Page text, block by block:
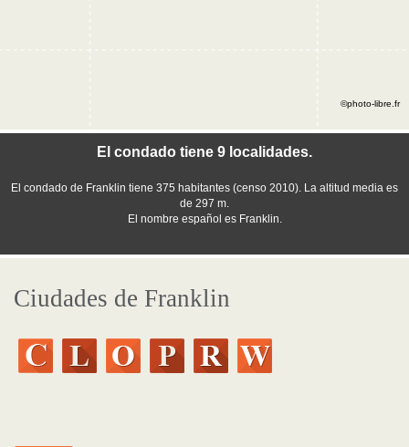
El condado tiene 9 localidades.
El condado de Franklin tiene 375 habitantes (censo 2010). La altitud media es
de 297 m.
El nombre español es Franklin.
©photo-libre.fr
Ciudades de Franklin